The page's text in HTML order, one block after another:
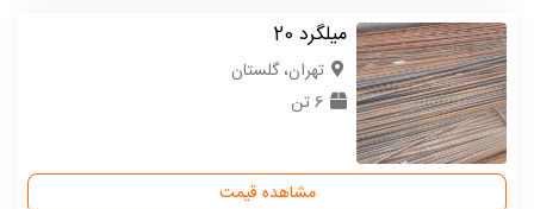
میلگرد 20
تهران، گلستان
6 تن
مشاهده قیمت